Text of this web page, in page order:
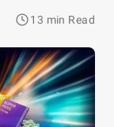
13 min Read